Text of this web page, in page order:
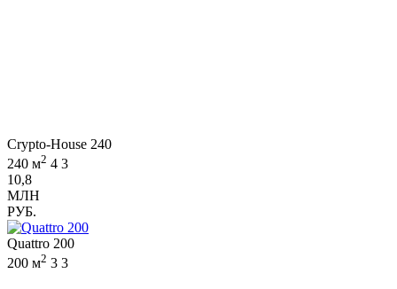
Crypto-House 240
240 м2 4 3
10,8
МЛН
РУБ.
Quattro 200
200 м2 3 3